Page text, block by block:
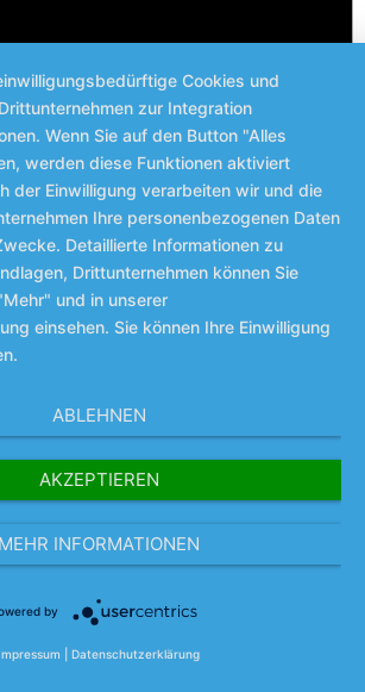
an diesem Tag.
Cookies und
zur Integration
Wenn Sie auf den Button "Alles
werden diese Funktionen aktiviert
der Einwilligung verarbeiten wir und die
Ihre personenbezogenen Daten
Detaillierte Informationen zu
Drittunternehmen können Sie
und in unserer
einsehen. Sie können Ihre Einwilligung
ABLEHNEN
AKZEPTIEREN
MEHR INFORMATIONEN
by
Datenschutzerklärung